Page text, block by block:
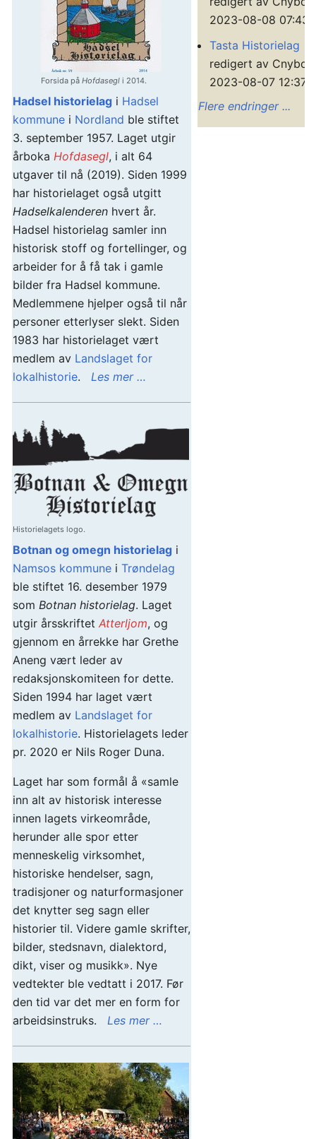
Forsida på Hofdasegli 2014.
Hadsel historielag i Hadsel
kommune i Nordland ble stiftet
3. september 1957. Laget utgir
årboka Hofdasegl, i alt 64
utgaver til nå (2019). Siden 1999
har historielaget også utgitt
Hadselkalenderen hvert år.
Hadsel historielag samler inn
historisk stoff og fortellinger, og
arbeider for å få tak i gamle
bilder fra Hadsel kommune.
Medlemmene hjelper også til når
personer etterlyser slekt. Siden
1983 har historielaget vært
medlem av Landslaget for
lokalhistorie. Les mer …
Historielagets logo.
Botnan og omegn historielag i
Namsos kommune i Trøndelag
ble stiftet 16. desember 1979
som Botnan historielag. Laget
utgir årsskriftet Atterljom, og
gjennom en årrekke har Grethe
Aneng vært leder av
redaksjonskomiteen for dette.
Siden 1994 har laget vært
medlem av Landslaget for
lokalhistorie. Historielagets leder
pr. 2020 er Nils Roger Duna.
Laget har som formål å «samle
inn alt av historisk interesse
innen lagets virkeområde,
herunder alle spor etter
menneskelig virksomhet,
historiske hendelser, sagn,
tradisjoner og naturformasjoner
det knytter seg sagn eller
historier til. Videre gamle skrifter,
bilder, stedsnavn, dialektord,
dikt, viser og musikk». Nye
vedtekter ble vedtatt i 2017. Før
den tid var det mer en form for
arbeidsinstruks. Les mer …
2023-08-08
Tasta Historielag
redigert av
2023-08-07
Flere endringer ...